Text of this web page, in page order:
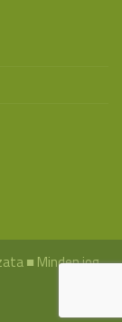
■ Minden jog